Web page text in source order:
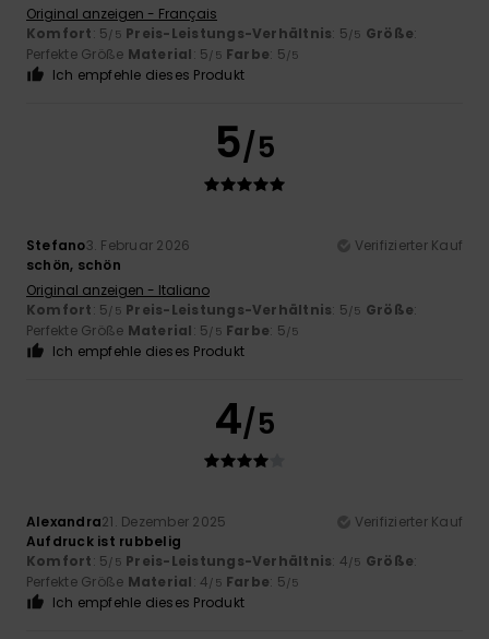
Original anzeigen - Français
Komfort: 5/5 Preis-Leistungs-Verhältnis: 5/5 Größe:
Perfekte Größe Material: 5/5 Farbe: 5/5
Ich empfehle dieses Produkt
5/5
Stefano3. Februar 2026
Verifizierter Kauf
schön, schön
Original anzeigen - Italiano
Komfort: 5/5 Preis-Leistungs-Verhältnis: 5/5 Größe:
Perfekte Größe Material: 5/5 Farbe: 5/5
Ich empfehle dieses Produkt
4/5
Alexandra21. Dezember 2025
Verifizierter Kauf
Aufdruck ist rubbelig
Komfort: 5/5 Preis-Leistungs-Verhältnis: 4/5 Größe:
Perfekte Größe Material: 4/5 Farbe: 5/5
Ich empfehle dieses Produkt